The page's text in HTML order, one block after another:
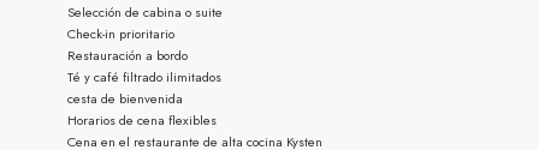
Selección de cabina o suite
Check-in prioritario
Restauración a bordo
Té y café filtrado ilimitados
cesta de bienvenida
Horarios de cena flexibles
Cena en el restaurante de alta cocina Kysten